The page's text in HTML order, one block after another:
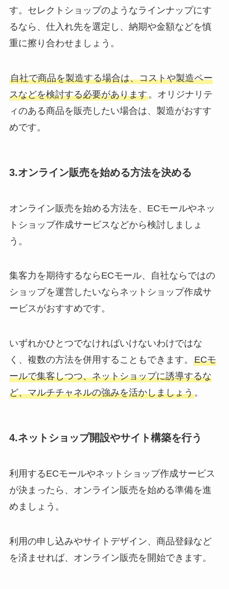
す。セレクトショップのようなラインナップにす
るなら、仕入れ先を選定し、納期や金額などを慎
重に擦り合わせましょう。
自社で商品を製造する場合は、コストや製造ペー
スなどを検討する必要があります。オリジナリテ
ィのある商品を販売したい場合は、製造がおすす
めです。
3.オンライン販売を始める方法を決める
オンライン販売を始める方法を、ECモールやネッ
トショップ作成サービスなどから検討しましょ
う。
集客力を期待するならECモール、自社ならではの
ショップを運営したいならネットショップ作成サ
ービスがおすすめです。
いずれかひとつでなければいけないわけではな
く、複数の方法を併用することもできます。 ECモ
ールで集客しつつ、ネットショップに誘導するな
ど、マルチチャネルの強みを活かしましょう。
4.ネットショップ開設やサイト構築を行う
利用するECモールやネットショップ作成サービス
が決まったら、オンライン販売を始める準備を進
めましょう。
利用の申し込みやサイトデザイン、商品登録など
を済ませれば、オンライン販売を開始できます。